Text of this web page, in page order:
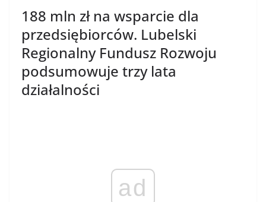
188 mln zł na wsparcie dla
przedsiębiorców. Lubelski
Regionalny Fundusz Rozwoju
podsumowuje trzy lata
działalności
ad